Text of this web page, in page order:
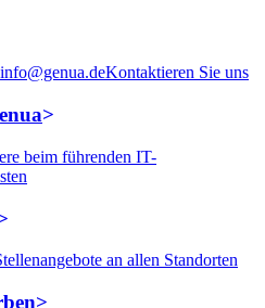
info@genua.deKontaktieren Sie uns
beim führenden IT-
an allen Standorten